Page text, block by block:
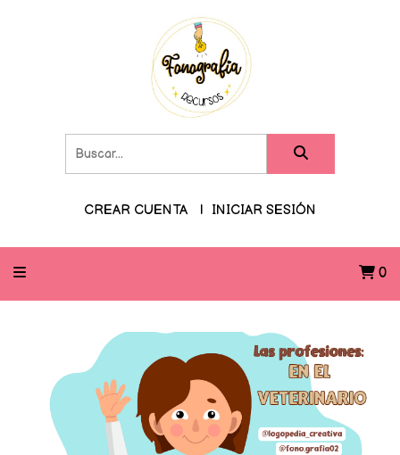
CREAR CUENTA INICIAR SESIÓN
0